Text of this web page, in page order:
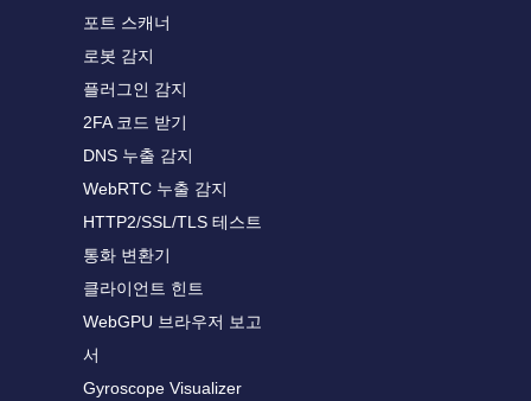
포트 스캐너
로봇 감지
플러그인 감지
2FA 코드 받기
DNS 누출 감지
WebRTC 누출 감지
HTTP2/SSL/TLS 테스트
통화 변환기
클라이언트 힌트
WebGPU 브라우저 보고
서
Gyroscope Visualizer